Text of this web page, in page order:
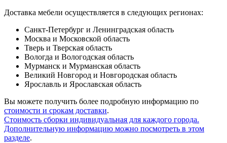
Доставка мебели осуществляется в следующих регионах:
Санкт-Петербург и Ленинградская область
Москва и Московской область
Тверь и Тверская область
Вологда и Вологодская область
Мурманск и Мурманская область
Великий Новгород и Новгородская область
Ярославль и Ярославская область
Вы можете получить более подробную информацию по
стоимости и срокам доставки.
Стоимость сборки индивидуальная для каждого города.
Дополнительную информацию можно посмотреть в этом
разделе.